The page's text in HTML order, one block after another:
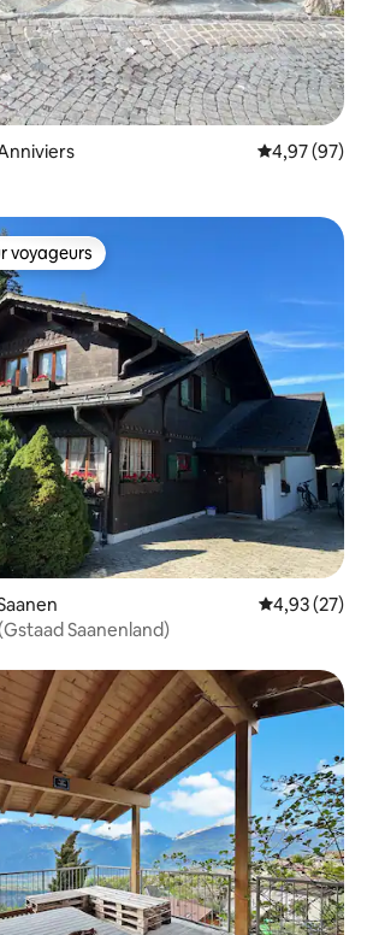
Évaluation
4,97 (97)
les plus appréciés
voyageurs
Évaluation
4,93 (27)
Saanenland)